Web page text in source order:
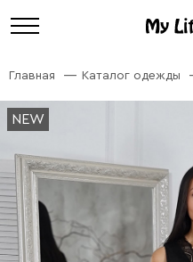
Главная Каталог одежды
NEW
NEW